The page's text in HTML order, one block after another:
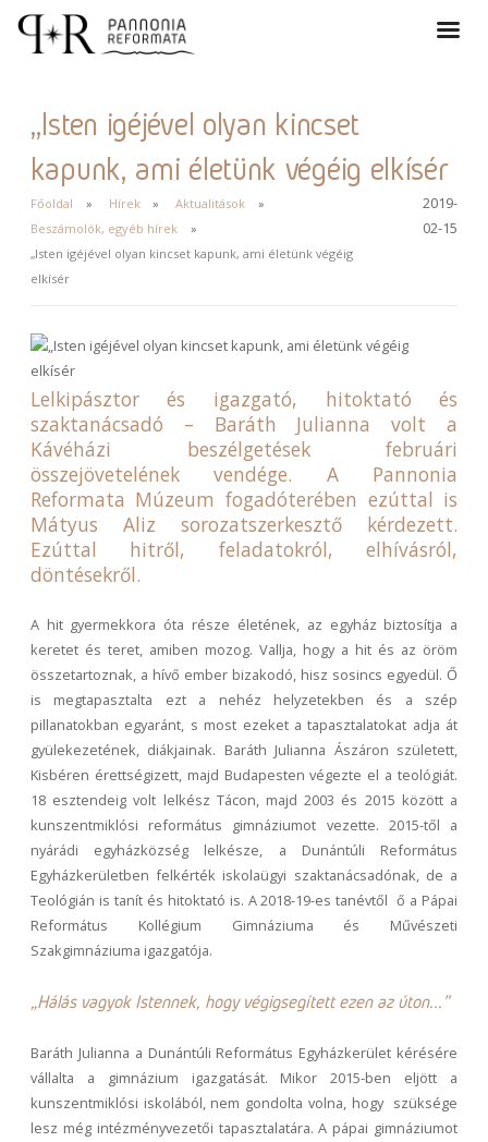
„Isten igéjével olyan kincset
kapunk, ami életünk végéig elkísér
Főoldal Hírek
Aktualitások
Beszámolók, egyéb hírek
„Isten igéjével olyan kincset kapunk, ami életünk végéig
elkísér
2019-
02-15
Lelkipásztor és igazgató, hitoktató és
szaktanácsadó – Baráth Julianna volt a
Kávéházi beszélgetések februári
összejövetelének vendége. A Pannonia
Reformata Múzeum fogadóterében ezúttal is
Mátyus Aliz sorozatszerkesztő kérdezett.
Ezúttal hitről, feladatokról, elhívásról,
döntésekről.
A hit gyermekkora óta része életének, az egyház biztosítja a
keretet és teret, amiben mozog. Vallja, hogy a hit és az öröm
összetartoznak, a hívő ember bizakodó, hisz sosincs egyedül. Ő
is megtapasztalta ezt a nehéz helyzetekben és a szép
pillanatokban egyaránt, s most ezeket a tapasztalatokat adja át
gyülekezetének, diákjainak. Baráth Julianna Ászáron született,
Kisbéren érettségizett, majd Budapesten végezte el a teológiát.
18 esztendeig volt lelkész Tácon, majd 2003 és 2015 között a
kunszentmiklósi református gimnáziumot vezette. 2015-től a
nyárádi egyházközség lelkésze, a Dunántúli Református
Egyházkerületben felkérték iskolaügyi szaktanácsadónak, de a
Teológián is tanít és hitoktató is. A 2018-19-es tanévtől ő a Pápai
Református Kollégium Gimnáziuma és Művészeti
Szakgimnáziuma igazgatója.
„Hálás vagyok Istennek, hogy végigsegített ezen az úton..."
Baráth Julianna a Dunántúli Református Egyházkerület kérésére
vállalta a gimnázium igazgatását. Mikor 2015-ben eljött a
kunszentmiklósi iskolából, nem gondolta volna, hogy szüksége
lesz még intézményvezetői tapasztalatára. A pápai gimnáziumot